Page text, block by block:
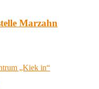
Marzahn
„Kiek in“